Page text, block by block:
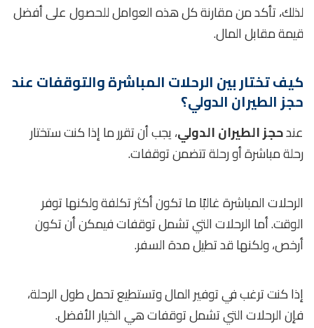
لذلك، تأكد من مقارنة كل هذه العوامل للحصول على أفضل
قيمة مقابل المال.
كيف تختار بين الرحلات المباشرة والتوقفات عند
حجز الطيران الدولي؟
عندحجز الطيران الدولي، يجب أن تقرر ما إذا كنت ستختار
رحلة مباشرة أو رحلة تتضمن توقفات.
الرحلات المباشرة غالبًا ما تكون أكثر تكلفة ولكنها توفر
الوقت. أما الرحلات التي تشمل توقفات فيمكن أن تكون
أرخص، ولكنها قد تطيل مدة السفر.
إذا كنت ترغب في توفير المال وتستطيع تحمل طول الرحلة،
فإن الرحلات التي تشمل توقفات هي الخيار الأفضل.